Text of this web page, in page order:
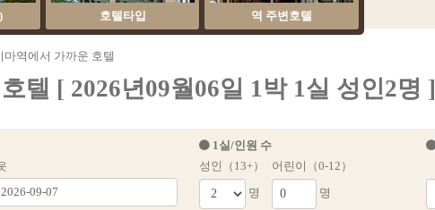
호텔타입 역 주변호텔
마역에서 가까운 호텔
텔 [ 2026년09월06일 1박 1실 성인2명 ]
1실/인원 수
성인（13+）
명
어린이（0-12）
명